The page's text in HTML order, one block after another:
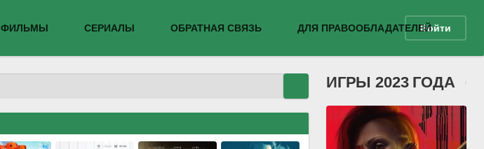
ФИЛЬМЫ СЕРИАЛЫ ОБРАТНАЯ СВЯЗЬ ДЛЯ ПРАВООБЛАДАТЕЛЕЙВойти
ИГРЫ 2023 ГОДА